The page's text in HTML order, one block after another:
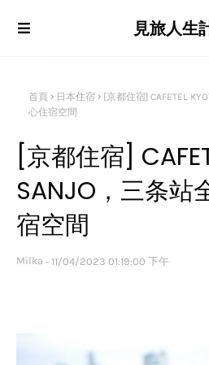
見旅人生
首頁 日本住宿
[京都住宿] CAFETEL
心住宿空間
[京都住宿]
SANJO，三条站
宿空間
Milka 11/04/2023 01:19:00 下午